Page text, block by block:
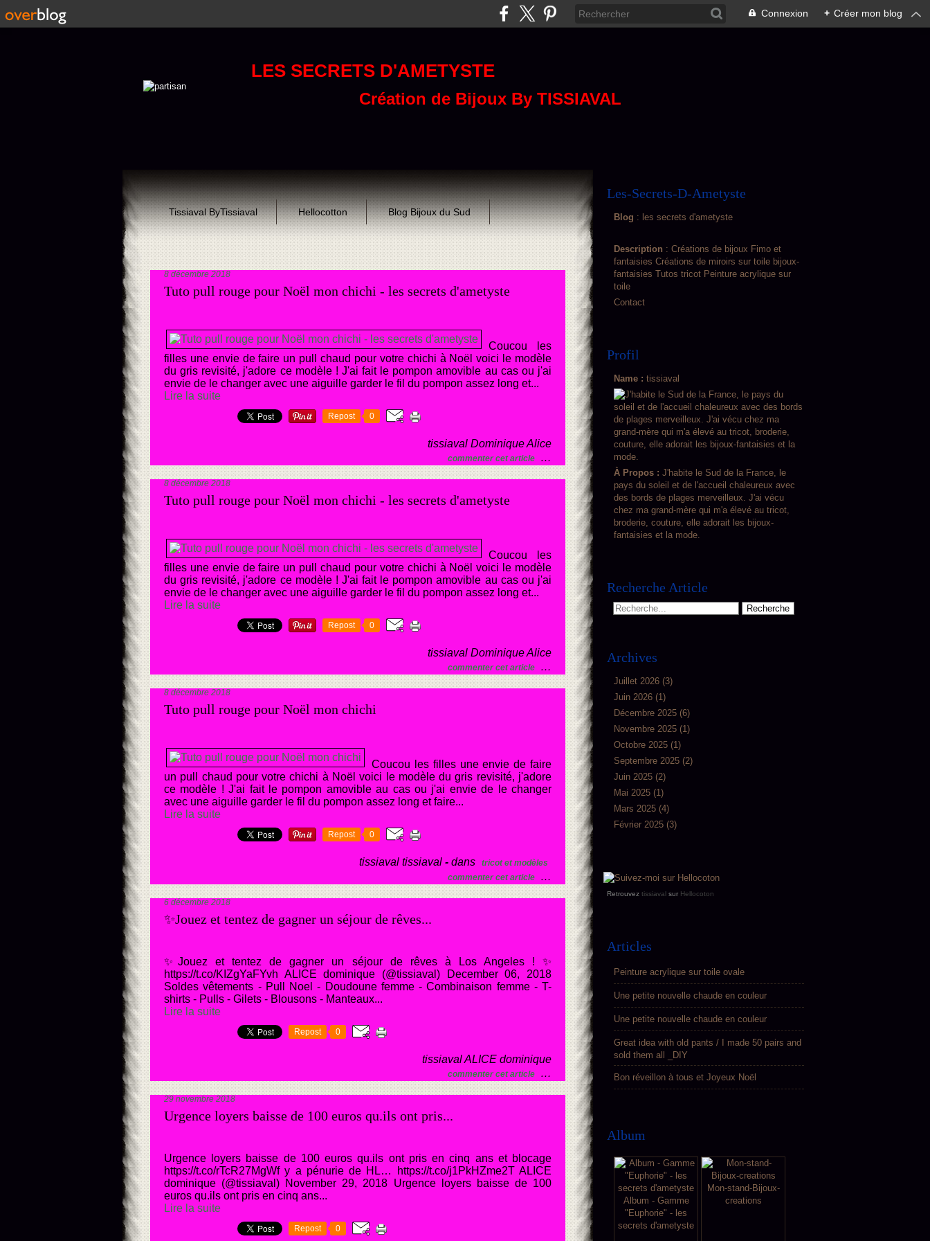
Connexion + Créer mon blog
LES SECRETS D'AMETYSTE
Création de Bijoux By TISSIAVAL
Tissiaval ByTissiaval Hellocotton Blog Bijoux du Sud
8 décembre 2018
Tuto pull rouge pour Noël mon chichi - les secrets d'ametyste
Coucou les
filles une envie de faire un pull chaud pour votre chichi à Noël voici le modèle
du gris revisité, j'adore ce modèle ! J'ai fait le pompon amovible au cas ou j'ai
envie de le changer avec une aiguille garder le fil du pompon assez long et...
Lire la suite
Repost 0
tissiaval Dominique Alice
commenter cet article …
8 décembre 2018
Tuto pull rouge pour Noël mon chichi - les secrets d'ametyste
Coucou les
filles une envie de faire un pull chaud pour votre chichi à Noël voici le modèle
du gris revisité, j'adore ce modèle ! J'ai fait le pompon amovible au cas ou j'ai
envie de le changer avec une aiguille garder le fil du pompon assez long et...
Lire la suite
Repost 0
tissiaval Dominique Alice
commenter cet article …
8 décembre 2018
Tuto pull rouge pour Noël mon chichi
Coucou les filles une envie de faire
un pull chaud pour votre chichi à Noël voici le modèle du gris revisité, j'adore
ce modèle ! J'ai fait le pompon amovible au cas ou j'ai envie de le changer
avec une aiguille garder le fil du pompon assez long et faire...
Lire la suite
Repost 0
tissiaval tissiaval - dans
tricot et modèles
commenter cet article
…
6 décembre 2018
✨Jouez et tentez de gagner un séjour de rêves...
✨Jouez et tentez de gagner un séjour de rêves à Los Angeles ! ✨
https://t.co/KIZgYaFYvh ALICE dominique (@tissiaval) December 06, 2018
Soldes vêtements - Pull Noel - Doudoune femme - Combinaison femme - T-
shirts - Pulls - Gilets - Blousons - Manteaux...
Lire la suite
Repost 0
tissiaval ALICE dominique
commenter cet article …
29 novembre 2018
Urgence loyers baisse de 100 euros qu.ils ont pris...
Urgence loyers baisse de 100 euros qu.ils ont pris en cinq ans et blocage
https://t.co/rTcR27MgWf y a pénurie de HL… https://t.co/j1PkHZme2T ALICE
dominique (@tissiaval) November 29, 2018 Urgence loyers baisse de 100
euros qu.ils ont pris en cinq ans...
Lire la suite
Repost 0
Les-Secrets-D-Ametyste
Blog : les secrets d'ametyste
Description : Créations de bijoux Fimo et
fantaisies Créations de miroirs sur toile bijoux-
fantaisies Tutos tricot Peinture acrylique sur
toile
Contact
Profil
Name : tissiaval
À Propos : J'habite le Sud de la France, le
pays du soleil et de l'accueil chaleureux avec
des bords de plages merveilleux. J'ai vécu
chez ma grand-mère qui m'a élevé au tricot,
broderie, couture, elle adorait les bijoux-
fantaisies et la mode.
Recherche Article
Archives
Juillet 2026 (3)
Juin 2026 (1)
Décembre 2025 (6)
Novembre 2025 (1)
Octobre 2025 (1)
Septembre 2025 (2)
Juin 2025 (2)
Mai 2025 (1)
Mars 2025 (4)
Février 2025 (3)
Retrouvez tissiaval sur Hellocoton
Articles
Peinture acrylique sur toile ovale
Une petite nouvelle chaude en couleur
Une petite nouvelle chaude en couleur
Great idea with old pants / I made 50 pairs and
sold them all _DIY
Bon réveillon à tous et Joyeux Noël
Album
Album - Gamme
"Euphorie" - les
secrets d'ametyste
Mon-stand-Bijoux-
creations